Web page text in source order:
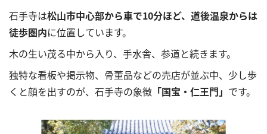
石手寺は松山市中心部から車で10分ほど、道後温泉からは
徒歩圏内に位置しています。
木の生い茂る中から入り、手水舎、参道と続きます。
独特な看板や掲示物、骨董品などの売店が並ぶ中、少し歩
くと顔を出すのが、石手寺の象徴 「国宝・仁王門」 です。